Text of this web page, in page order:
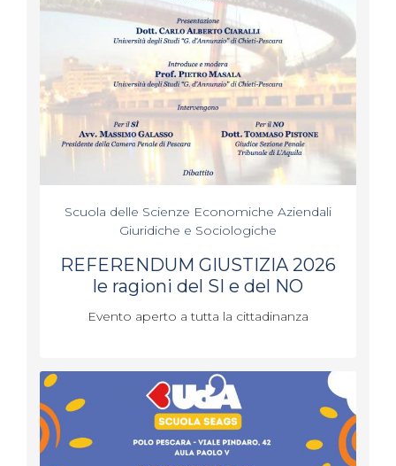
Scuola delle Scienze Economiche Aziendali
Giuridiche e Sociologiche
REFERENDUM GIUSTIZIA 2026
le ragioni del SI e del NO
Evento aperto a tutta la cittadinanza